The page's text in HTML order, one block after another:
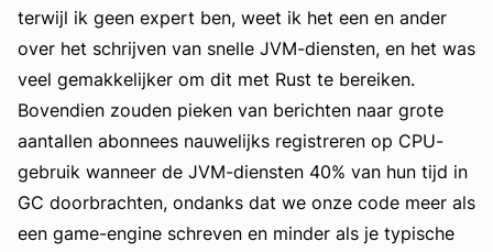
terwijl ik geen expert ben, weet ik het een en ander
over het schrijven van snelle JVM-diensten, en het was
veel gemakkelijker om dit met Rust te bereiken.
Bovendien zouden pieken van berichten naar grote
aantallen abonnees nauwelijks registreren op CPU-
gebruik wanneer de JVM-diensten 40% van hun tijd in
GC doorbrachten, ondanks dat we onze code meer als
een game-engine schreven en minder als je typische